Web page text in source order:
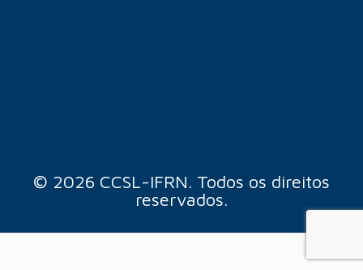
© 2026 CCSL-IFRN. Todos os direitos
reservados.